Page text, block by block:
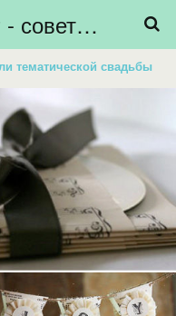
Свадебный блог - советы невестам, подготовка к свадьбе - HiBride
тематической свадьбы